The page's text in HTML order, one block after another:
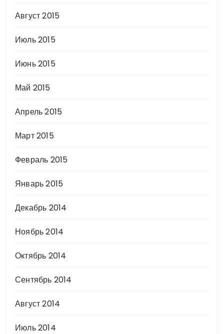
Август 2015
Июль 2015
Июнь 2015
Май 2015
Апрель 2015
Март 2015
Февраль 2015
Январь 2015
Декабрь 2014
Ноябрь 2014
Октябрь 2014
Сентябрь 2014
Август 2014
Июль 2014